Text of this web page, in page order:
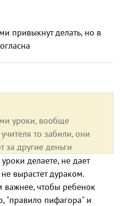
привыкнут делать, но в
уроки, вообще
то забили, они
за другие деньги
делаете, не дает
вырастет дураком.
важнее, чтобы ребенок
"правило пифагора" и